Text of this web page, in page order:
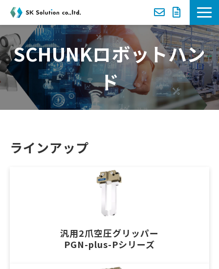
新着案内
選ばれる理由
サービス一覧
セミナー
ブログ-お役立ち情報-
SCHUNKロボットハン
ド
ラインアップ
汎用2爪空圧グリッパー
PGN-plus-Pシリーズ